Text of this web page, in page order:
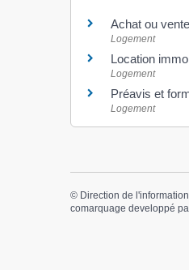
Achat ou
Logement
Location
Logement
Préavis et
Logement
© Direction de
comarquage developpé